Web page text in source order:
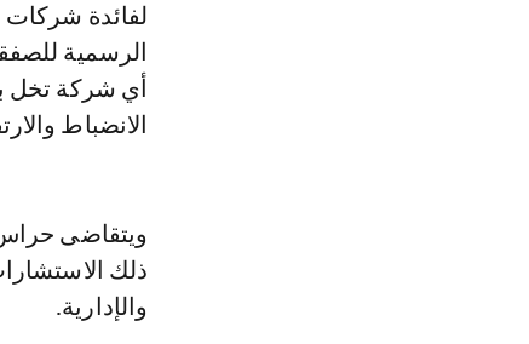
لفائدة شركات
الرسمية
أي شركة تخل
الانضباط
ويتقاضى حراس
ذلك
والإدارية.